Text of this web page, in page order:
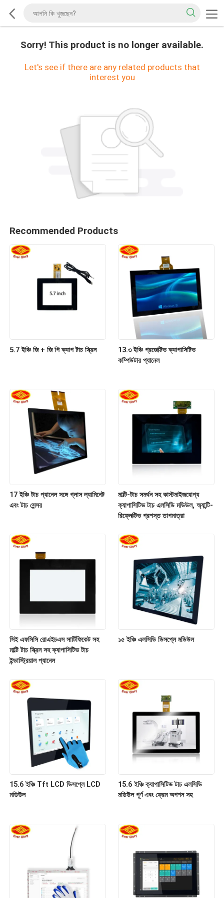
Sorry! This product is no longer available.
Let's see if there are any related products that
interest you
Recommended Products
5.7 ইঞ্চি জি + জি পি ক্যাপ টাচ স্ক্রিন
13.৩ ইঞ্চি প্রজেক্টিভ ক্যাপাসিটিভ
কম্পিউটার প্যানেল
17 ইঞ্চি টাচ প্যানেল সঙ্গে গ্লাস ল্যামিনেট
এবং টাচ সেন্সর
মাল্টি-টাচ সমর্থন সহ কাস্টমাইজযোগ্য
ক্যাপাসিটিভ টাচ এলসিডি মডিউল, অ্যান্টি-
রিফ্লেক্টিভ প্রশস্ত তাপমাত্রা
সিই এফসিসি রোএইচএস সার্টিফিকেট সহ
মাল্টি টাচ স্ক্রিন সহ ক্যাপাসিটিভ টাচ
ইন্ডাস্ট্রিয়াল প্যানেল
১৫ ইঞ্চি এলসিডি ডিসপ্লে মডিউল
15.6 ইঞ্চি Tft LCD ডিসপ্লে LCD
মডিউল
15.6 ইঞ্চি ক্যাপাসিটিভ টাচ এলসিডি
মডিউল পূর্ণ এবং ফ্রেম অপশন সহ